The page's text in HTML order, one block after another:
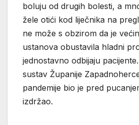
boluju od drugih bolesti, a
žele otići kod liječnika na
ne može s obzirom da je
ustanova obustavila hladni
jednostavno odbijaju
sustav Županije
pandemije bio je pred
izdržao.